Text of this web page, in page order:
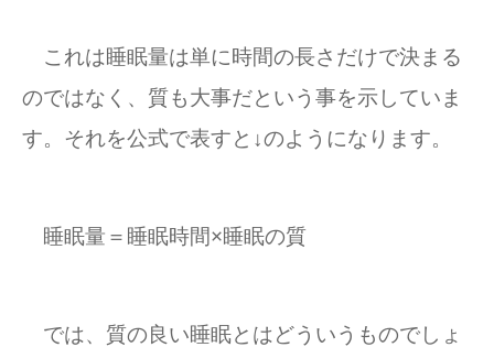
これは睡眠量は単に時間の長さだけで決まる
のではなく、質も大事だという事を示していま
す。それを公式で表すと↓のようになります。
睡眠量＝睡眠時間×睡眠の質
では、質の良い睡眠とはどういうものでしょ